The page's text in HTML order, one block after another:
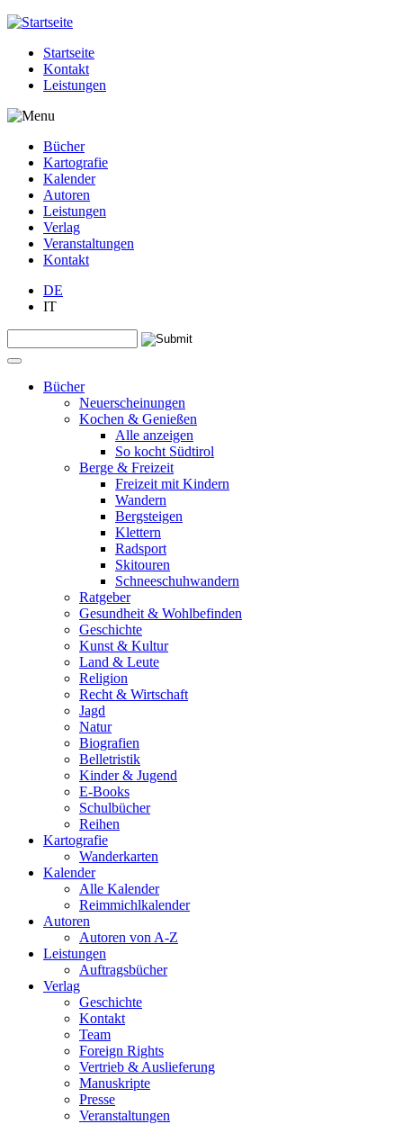
Jump to navigation
Startseite
Kontakt
Leistungen
Bücher
Kartografie
Kalender
Autoren
Leistungen
Verlag
Veranstaltungen
Kontakt
DE
IT
Suchformular
Bücher
Neuerscheinungen
Kochen & Genießen
Alle anzeigen
So kocht Südtirol
Berge & Freizeit
Freizeit mit Kindern
Wandern
Bergsteigen
Klettern
Radsport
Skitouren
Schneeschuhwandern
Ratgeber
Gesundheit & Wohlbefinden
Geschichte
Kunst & Kultur
Land & Leute
Religion
Recht & Wirtschaft
Jagd
Natur
Biografien
Belletristik
Kinder & Jugend
E-Books
Schulbücher
Reihen
Kartografie
Wanderkarten
Kalender
Alle Kalender
Reimmichlkalender
Autoren
Autoren von A-Z
Leistungen
Auftragsbücher
Verlag
Geschichte
Kontakt
Team
Foreign Rights
Vertrieb & Auslieferung
Manuskripte
Presse
Veranstaltungen